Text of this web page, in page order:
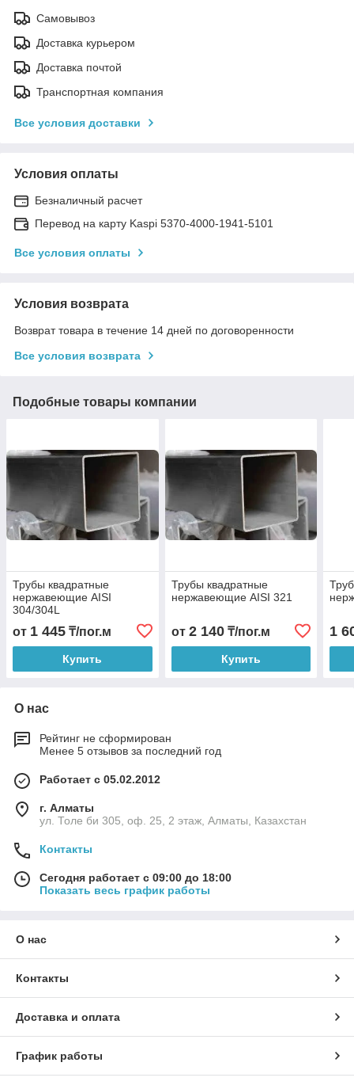
Самовывоз
Доставка курьером
Доставка почтой
Транспортная компания
Все условия доставки
Условия оплаты
Безналичный расчет
Перевод на карту Kaspi 5370-4000-1941-5101
Все условия оплаты
Условия возврата
Возврат товара в течение 14 дней по договоренности
Все условия возврата
Подобные товары компании
Трубы квадратные
нержавеющие AISI
304/304L
от 1 445 ₸/пог.м
Купить
Трубы квадратные
нержавеющие AISI 321
от 2 140₸/пог.м
Купить
1
О нас
Рейтинг не сформирован
Менее 5 отзывов за последний год
Работает с 05.02.2012
г. Алматы
ул. Толе би 305, оф. 25, 2 этаж, Алматы, Казахстан
Контакты
Сегодня работает с 09:00 до 18:00
Показать весь график работы
О нас
Контакты
Доставка и оплата
График работы